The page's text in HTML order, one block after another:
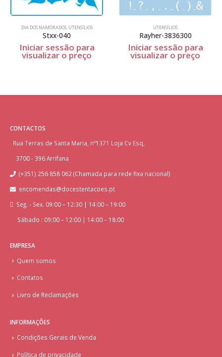
DIA DOS NAMORADOS, UTENSÍLIOS
Stxx-040
Iniciar sessão para
visualizar o preço
UTENSÍLIOS
Rayher-3836300
Iniciar sessão para
visualizar o preço
CONTACTOS
Rua Terras de Santa Maria, nº1371 Loja Cv Esq,
3700 - 396 Arrifana
(+351) 256 858 062 (Chamada para rede fixa nacional)
encomendas@docestentacoes.pt
Seg. - Sex. 09:00 – 12:30 | 14:00 – 19:00
Sábado : 09:00 – 12:00 | 14:00 – 18:00
EMPRESA
Quem somos
Contatos
Livro de Reclamações
INFORMAÇÕES
Condições Gerais de Venda
Política de privacidade